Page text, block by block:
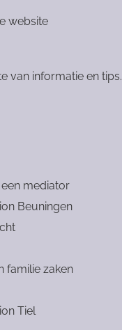
website
van informatie en tips.
mediator
Beuningen
familie zaken
Tiel